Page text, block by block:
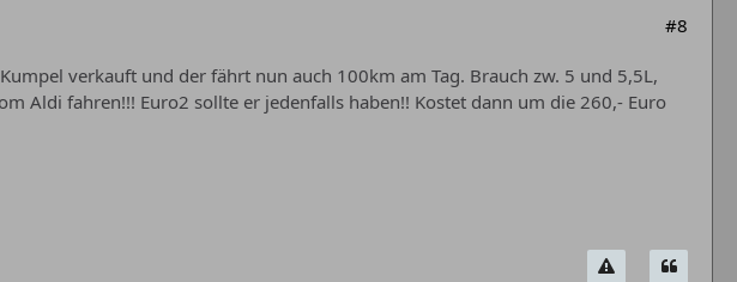
#8
verkauft und der fährt nun auch 100km am Tag. Brauch zw. 5 und 5,5L,
Aldi fahren!!! Euro2 sollte er jedenfalls haben!! Kostet dann um die 260,- Euro